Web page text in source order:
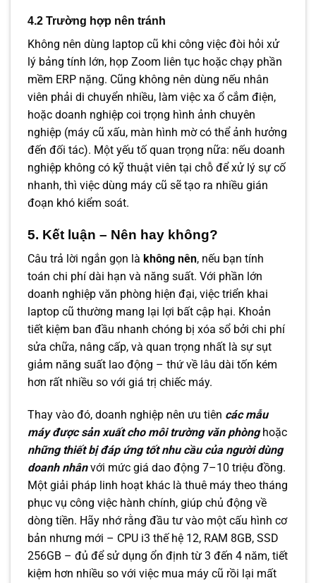
4.2 Trường hợp nên tránh
Không nên dùng laptop cũ khi công việc đòi hỏi xử
lý bảng tính lớn, họp Zoom liên tục hoặc chạy phần
mềm ERP nặng. Cũng không nên dùng nếu nhân
viên phải di chuyển nhiều, làm việc xa ổ cắm điện,
hoặc doanh nghiệp coi trọng hình ảnh chuyên
nghiệp (máy cũ xấu, màn hình mờ có thể ảnh hưởng
đến đối tác). Một yếu tố quan trọng nữa: nếu doanh
nghiệp không có kỹ thuật viên tại chỗ để xử lý sự cố
nhanh, thì việc dùng máy cũ sẽ tạo ra nhiều gián
đoạn khó kiểm soát.
5. Kết luận – Nên hay không?
Câu trả lời ngắn gọn là không nên, nếu bạn tính
toán chi phí dài hạn và năng suất. Với phần lớn
doanh nghiệp văn phòng hiện đại, việc triển khai
laptop cũ thường mang lại lợi bất cập hại. Khoản
tiết kiệm ban đầu nhanh chóng bị xóa sổ bởi chi phí
sửa chữa, nâng cấp, và quan trọng nhất là sự sụt
giảm năng suất lao động – thứ về lâu dài tốn kém
hơn rất nhiều so với giá trị chiếc máy.
Thay vào đó, doanh nghiệp nên ưu tiên các mẫu
máy được sản xuất cho môi trường văn phònghoặc
những thiết bị đáp ứng tốt nhu cầu của người dùng
doanh nhânvới mức giá dao động 7–10 triệu đồng.
Một giải pháp linh hoạt khác là thuê máy theo tháng
phục vụ công việc hành chính, giúp chủ động về
dòng tiền. Hãy nhớ rằng đầu tư vào một cấu hình cơ
bản nhưng mới – CPU i3 thế hệ 12, RAM 8GB, SSD
256GB – đủ để sử dụng ổn định từ 3 đến 4 năm, tiết
kiệm hơn nhiều so với việc mua máy cũ rồi lại mất